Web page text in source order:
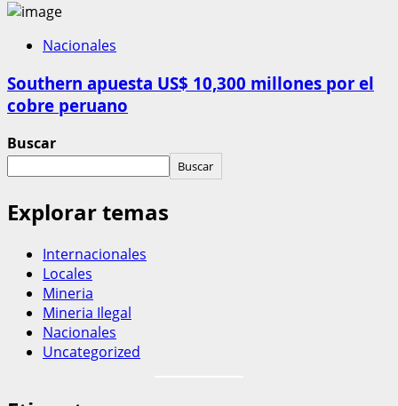
Nacionales
Southern apuesta US$ 10,300 millones por el
cobre peruano
Buscar
Buscar
Explorar temas
Internacionales
Locales
Mineria
Mineria Ilegal
Nacionales
Uncategorized